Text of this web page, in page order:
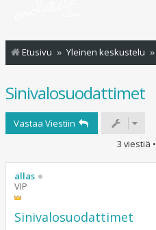
Etusivu Yleinen keskustelu
Sinivalosuodattimet
Vastaa Viestiin
3 viestiä
allas
VIP
Sinivalosuodattimet